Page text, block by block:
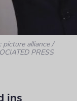
picture alliance /
PRESS
ins